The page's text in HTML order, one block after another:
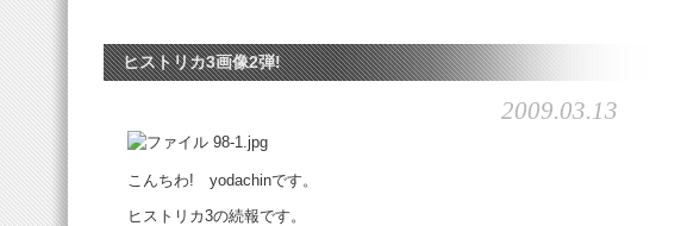
ヒストリカ3画像2弾!
2009.03.13
こんちわ! yodachinです。
ヒストリカ3の続報です。